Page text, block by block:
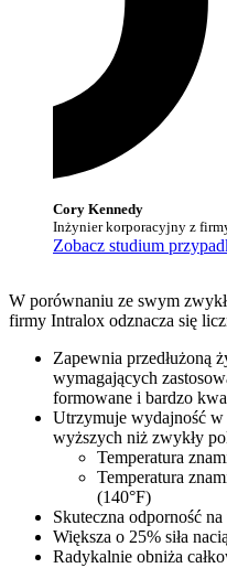
Cory Kennedy
Inżynier korporacyjny z
Zobacz studium
W porównaniu ze swym
firmy Intralox odznacza się
Zapewnia przedłużoną
wymagających
formowane i bardzo
Utrzymuje wydajność w
wyższych niż zwykły
Temperatura
Temperatura
(140°F)
Skuteczna odporność
Większa o 25% siła
Radykalnie obniża